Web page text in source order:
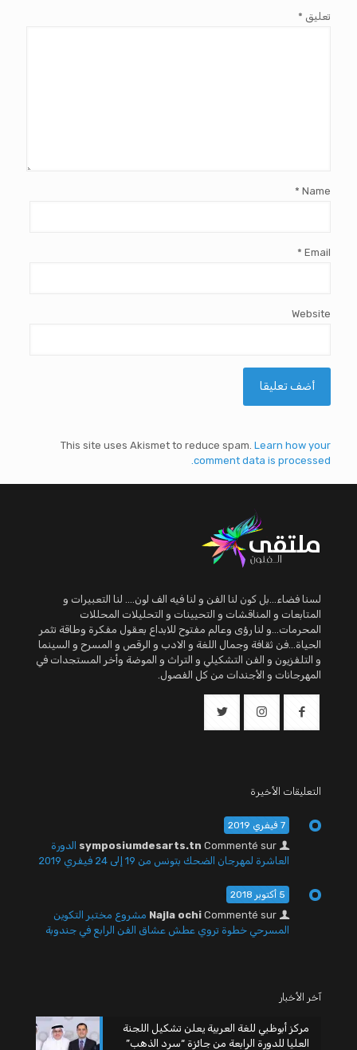
تعليق *
Name
*
Email
*
Website
This site uses Akismet to reduce spam. Learn how your
comment data is processed.
لسنا فضاء...بل كون لنا الفن و لنا فيه الف لون.... لنا التعبيرات و
المتابعات و المناقشات و التحيينات و التحليلات المحللات
المحرمات...و لنا رؤى وعالم مفتوح للابداع بعقول مفكرة وطاقة تثمر
الحياة...فن ثقافة وجمال اللغة و الادب و الرقص و المسرح و السينما
و التلفزيون و الفن التشكيلي و التراث و الموضة وأخر المستجدات في
المهرجانات و الأجندات من كل الفصول.
التعليقات الأخيرة
7 فيفري 2019
symposiumdesarts.tn Commenté sur
الدورة
العاشرة لمهرجان الضحك بتونس من 19 إلى 24 فيفري 2019
5 أكتوبر 2018
Najla ochi Commenté sur
مشروع مختبر التكوين
المسرحي خطوة تروي عطش عشاق الفن الرابع في جندوبة
آخر الأخبار
مركز أبوظبي للغة العربية يعلن تشكيل اللجنة
العليا للدورة الرابعة من جائزة “سرد الذهب”